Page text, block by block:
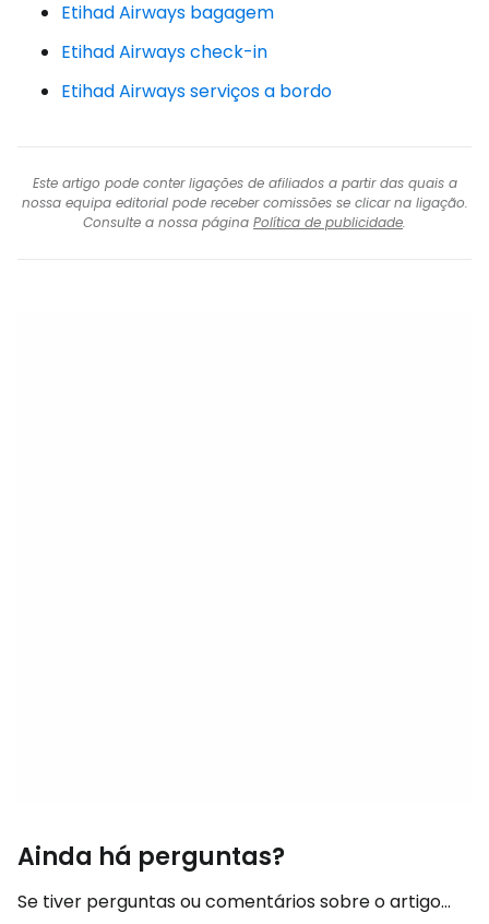
Etihad Airways bagagem
Etihad Airways check-in
Etihad Airways serviços a bordo
Este artigo pode conter ligações de afiliados a partir das quais a
nossa equipa editorial pode receber comissões se clicar na ligação.
Consulte a nossa página Política de publicidade.
Ainda há perguntas?
Se tiver perguntas ou comentários sobre o artigo...